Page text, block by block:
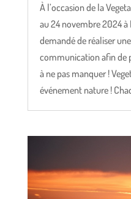
À l’occasion de la
au 24 novembre 2024 à
demandé de réaliser
communication afin de
à ne pas manquer !
événement nature !